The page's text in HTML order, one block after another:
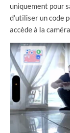
uniquement pour
d’utiliser un code
accède à la